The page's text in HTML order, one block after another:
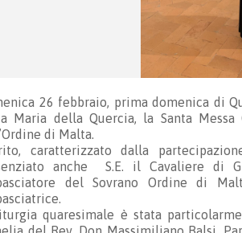
26 febbraio, prima domenica di
Maria della Quercia, la Santa
di Malta.
caratterizzato dalla
anche S.E. il Cavaliere di
del Sovrano Ordine di
quaresimale è stata